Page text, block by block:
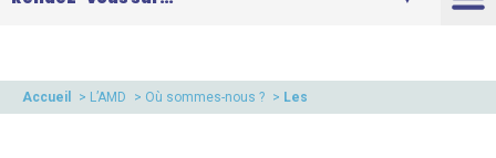
Saison
Accueil > L’AMD > Où sommes-nous ? > Les